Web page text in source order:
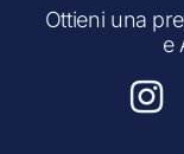
Ottieni una
e